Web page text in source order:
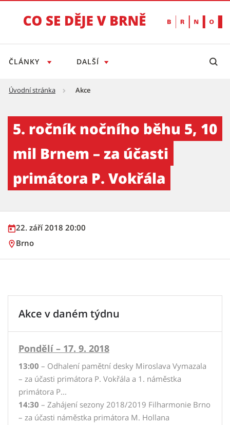
ČLÁNKY DALŠÍ
Úvodní stránka Akce
5. ročník nočního běhu 5, 10
mil Brnem – za účasti
primátora P. Vokřála
22. září 2018 20:00
Brno
Akce v daném týdnu
Pondělí – 17. 9. 2018
13:00 – Odhalení pamětní desky Miroslava Vymazala
– za účasti primátora P. Vokřála a 1. náměstka
primátora P...
14:30 – Zahájení sezony 2018/2019 Filharmonie Brno
– za účasti náměstka primátora M. Hollana